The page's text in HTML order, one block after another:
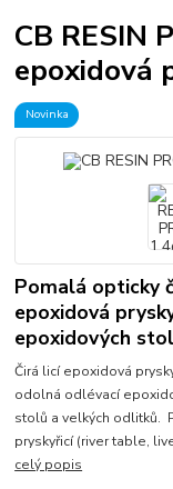
CB RESIN
epoxidová
Novinka
Pomalá opticky
epoxidová
epoxidových
Čirá licí epoxidová
odolná odlévací
stolů a velkých odlitků.
pryskyřicí (river table,
celý popis